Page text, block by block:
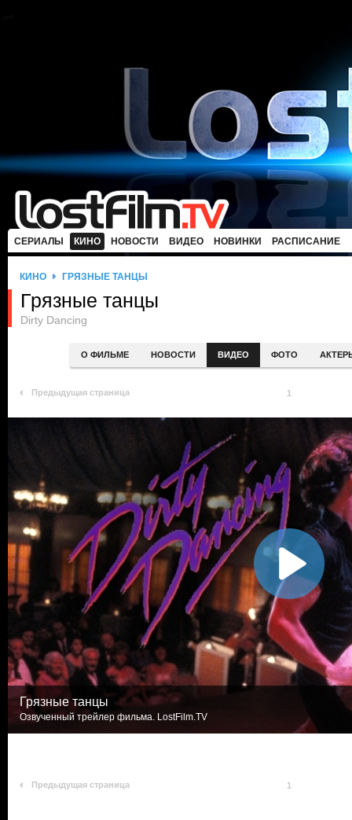
СЕРИАЛЫ КИНО НОВОСТИ ВИДЕО НОВИНКИ РАСПИСАНИЕ
КИНО ГРЯЗНЫЕ ТАНЦЫ
Грязные танцы
Dirty Dancing
О ФИЛЬМЕ НОВОСТИ ВИДЕО ФОТО
Предыдущая страница 1
Грязные танцы
Озвученный трейлер фильма. LostFilm.TV
Предыдущая страница 1